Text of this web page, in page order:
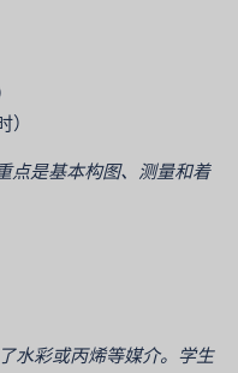
点是基本构图、测量和着
水彩或丙烯等媒介。学生